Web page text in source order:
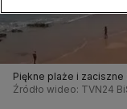
Piękne plaże i
Źródło wideo: TVN24